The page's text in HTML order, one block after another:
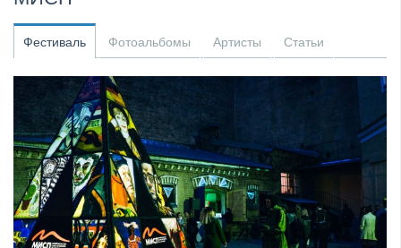
​Anthrax выпустили новый сингл и клип «Everybod...
Фестиваль Фотоальбомы Артисты Статьи